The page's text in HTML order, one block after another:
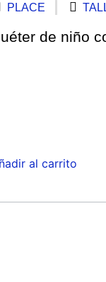
PLACE
de niño
al carrito